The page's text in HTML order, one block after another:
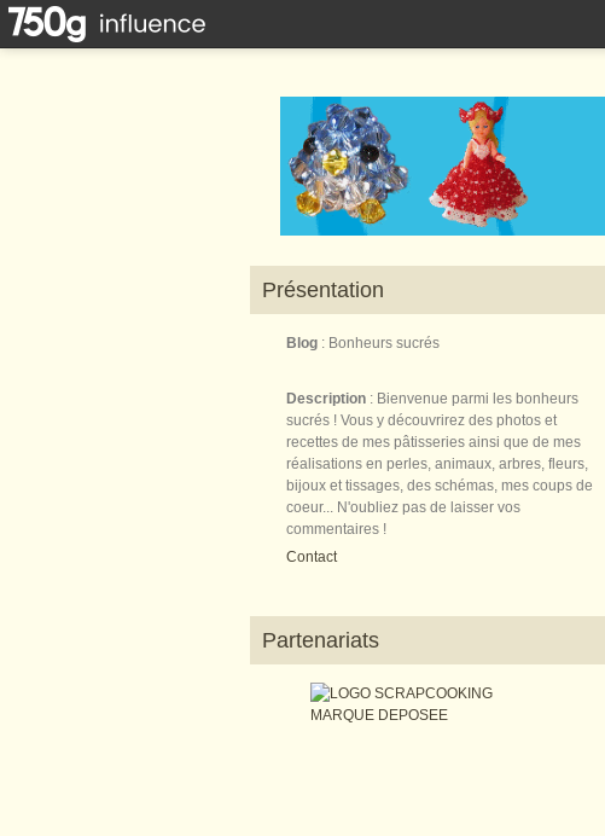
Présentation
Blog : Bonheurs sucrés
Description : Bienvenue parmi les bonheurs
sucrés ! Vous y découvrirez des photos et
recettes de mes pâtisseries ainsi que de mes
réalisations en perles, animaux, arbres, fleurs,
bijoux et tissages, des schémas, mes coups de
coeur... N'oubliez pas de laisser vos
commentaires !
Contact
Partenariats